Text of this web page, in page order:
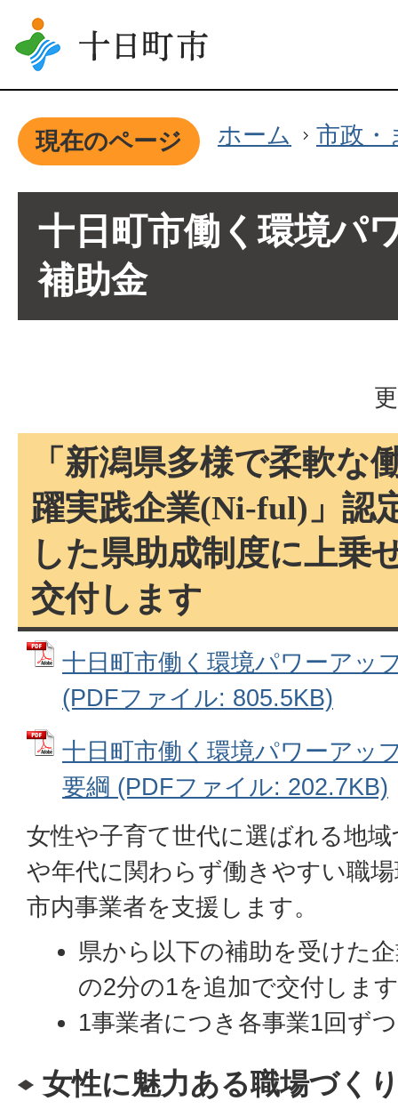
現在のページ ホーム 市政・
十日町市働く環境パ
補助金
「新潟県多様で柔軟な
躍実践企業(Ni-ful)」認
した県助成制度に上乗
交付します
十日町市働く環境パワーアッ
(PDFファイル: 805.5KB)
十日町市働く環境パワーアッ
要綱 (PDFファイル: 202.7KB)
女性や子育て世代に選ばれる地
や年代に関わらず働きやすい職
市内事業者を支援します。
県から以下の補助を受けた
の2分の1を追加で交付しま
1事業者につき各事業1回ず
女性に魅力ある職場づく